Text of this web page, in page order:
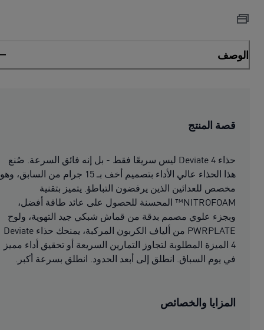
الوصف
قصة المنتج
حذاء Deviate 4 ليس سريعًا فقط - بل إنه فائق السرعة. صُنع
هذا الحذاء عالي الأداء بتصميم أخف بـ 15 جرام من السابق، وهو
مخصص للعدائين الذين يرفضون التباطؤ. يتميز بتقنية
NITROFOAM™ المحسنة للحصول على عائد طاقة أفضل،
وبجزء علوي مصمم بدقة من قماش شبكي جيد التهوية، ولوح
PWRPLATE من ألياف الكربون المركبة، يمنحك حذاء Deviate
4 الميزة المطلوبة لتجاوز التمارين السريعة أو تحقيق أداء مميز
في يوم السباق. انطلق إلى أبعد الحدود. انطلق بسرعة أكبر.
المزايا والخصائص